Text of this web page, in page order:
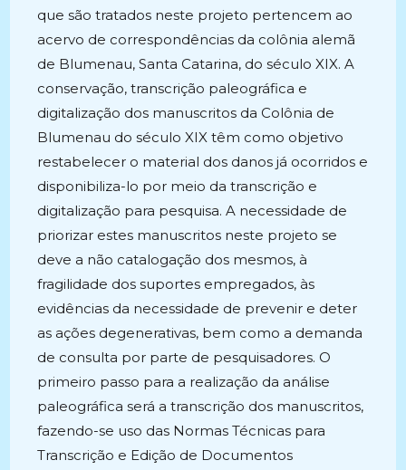
que são tratados neste projeto pertencem ao
acervo de correspondências da colônia alemã
de Blumenau, Santa Catarina, do século XIX. A
conservação, transcrição paleográfica e
digitalização dos manuscritos da Colônia de
Blumenau do século XIX têm como objetivo
restabelecer o material dos danos já ocorridos e
disponibiliza-lo por meio da transcrição e
digitalização para pesquisa. A necessidade de
priorizar estes manuscritos neste projeto se
deve a não catalogação dos mesmos, à
fragilidade dos suportes empregados, às
evidências da necessidade de prevenir e deter
as ações degenerativas, bem como a demanda
de consulta por parte de pesquisadores. O
primeiro passo para a realização da análise
paleográfica será a transcrição dos manuscritos,
fazendo-se uso das Normas Técnicas para
Transcrição e Edição de Documentos